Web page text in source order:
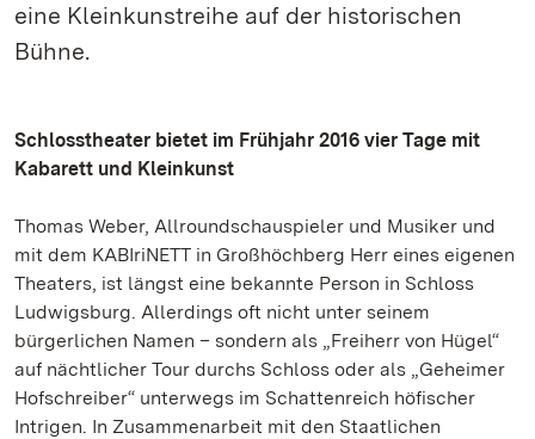
eine Kleinkunstreihe auf der historischen
Bühne.
Schlosstheater bietet im Frühjahr 2016 vier Tage mit
Kabarett und Kleinkunst
Thomas Weber, Allroundschauspieler und Musiker und
mit dem KABIriNETT in Großhöchberg Herr eines eigenen
Theaters, ist längst eine bekannte Person in Schloss
Ludwigsburg. Allerdings oft nicht unter seinem
bürgerlichen Namen – sondern als „Freiherr von Hügel“
auf nächtlicher Tour durchs Schloss oder als „Geheimer
Hofschreiber“ unterwegs im Schattenreich höfischer
Intrigen. In Zusammenarbeit mit den Staatlichen